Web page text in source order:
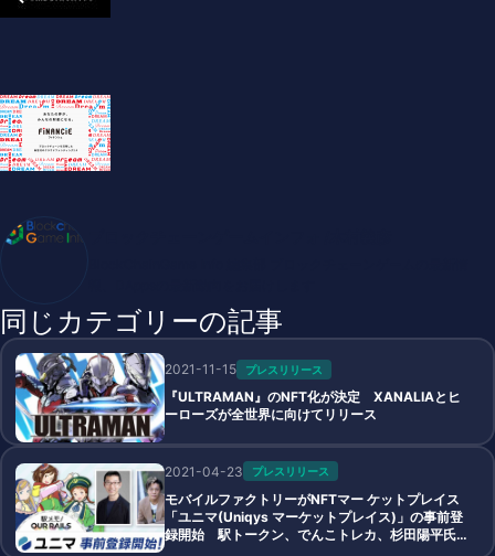
同じカテゴリーの記事
2021-11-15 プレスリリース
『ULTRAMAN』のNFT化が決定 XANALIAとヒ
ーローズが全世界に向けてリリース
2021-04-23 プレスリリース
モバイルファクトリーがNFTマー ケットプレイス
「ユニマ(Uniqys マーケットプレイス)」の事前登
録開始 駅トークン、でんこトレカ、杉田陽平氏ア